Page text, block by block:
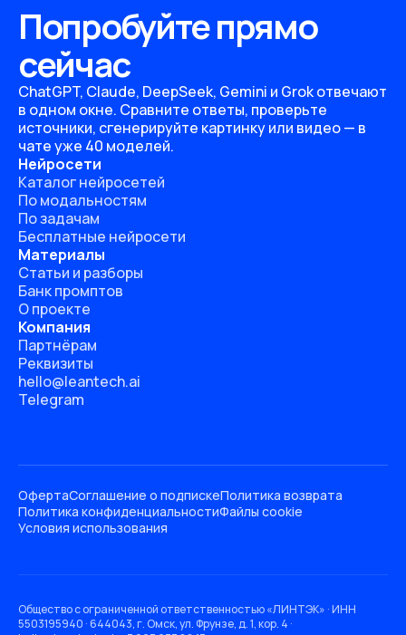
Попробуйте прямо
сейчас
ChatGPT, Claude, DeepSeek, Gemini и Grok отвечают
в одном окне. Сравните ответы, проверьте
источники, сгенерируйте картинку или видео — в
чате уже 40 моделей.
Нейросети
Каталог нейросетей
По модальностям
По задачам
Бесплатные нейросети
Материалы
Статьи и разборы
Банк промптов
О проекте
Компания
Партнёрам
Реквизиты
hello@leantech.ai
Telegram
ОфертаСоглашение о подпискеПолитика возврата
Политика конфиденциальностиФайлы cookie
Условия использования
Общество с ограниченной ответственностью «ЛИНТЭК» · ИНН
5503195940 · 644043, г. Омск, ул. Фрунзе, д. 1, кор. 4 ·